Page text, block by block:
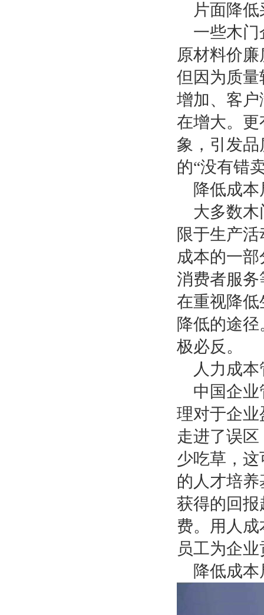
片面降
一些木
原材料价
但因为质
增加、客
在增大。
象，引发
的“没有错
降低成
大多数
限于生产
成本的一
消费者服
在重视降
降低的途
极必反。
人力成
中国企
理对于企
走进了误
少吃草，
的人才培
获得的回
费。用人
员工为企
降低成